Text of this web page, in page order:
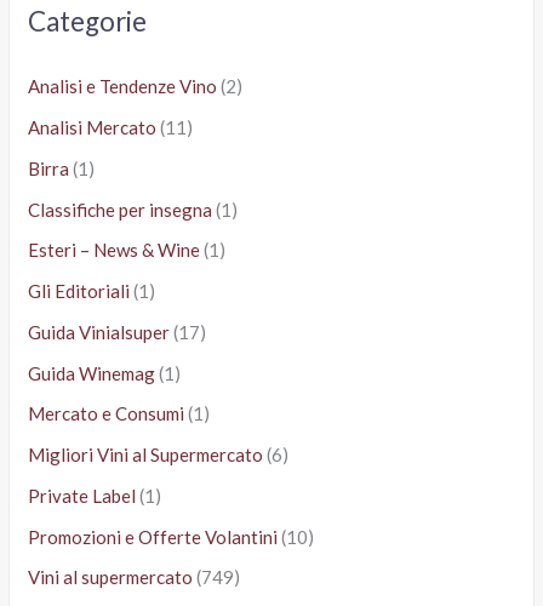
Categorie
Analisi e Tendenze Vino (2)
Analisi Mercato (11)
Birra (1)
Classifiche per insegna (1)
Esteri – News & Wine(1)
Gli Editoriali (1)
Guida Vinialsuper(17)
Guida Winemag(1)
Mercato e Consumi (1)
Migliori Vini al Supermercato (6)
Private Label (1)
Promozioni e Offerte Volantini (10)
Vini al supermercato (749)